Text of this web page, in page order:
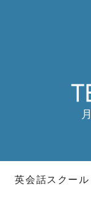
英会話スクール